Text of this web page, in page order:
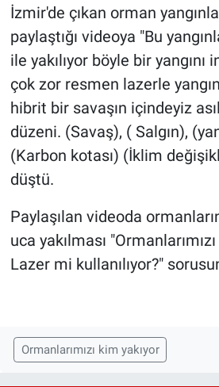
İzmir'de çıkan orman
paylaştığı videoya "Bu
ile yakılıyor böyle bir yangını
çok zor resmen lazerle
hibrit bir savaşın içindeyiz
düzeni. (Savaş), ( Salgın),
(Karbon kotası) (İklim
düştü.
Paylaşılan videoda
uca yakılması
Lazer mi kullanılıyor?"
Ormanlarımızı kim yakıyor